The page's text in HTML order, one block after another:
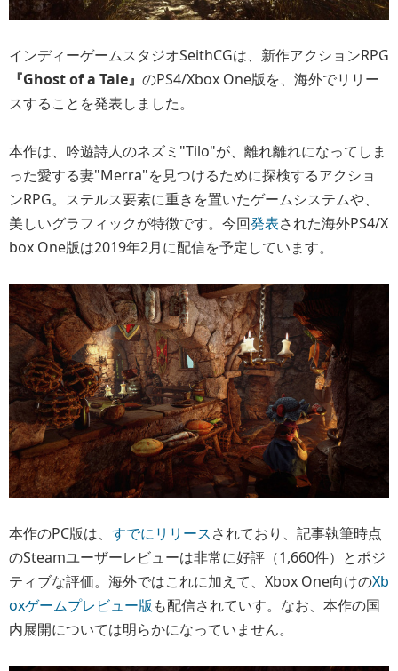
インディーゲームスタジオSeithCGは、新作アクションRPG
『Ghost of a Tale』 のPS4/Xbox One版を、海外でリリー
スすることを発表しました。
本作は、吟遊詩人のネズミ"Tilo"が、離れ離れになってしま
った愛する妻"Merra"を見つけるために探検するアクショ
ンRPG。ステルス要素に重きを置いたゲームシステムや、
美しいグラフィックが特徴です。今回発表された海外PS4/X
box One版は2019年2月に配信を予定しています。
本作のPC版は、 すでにリリースされており、記事執筆時点
のSteamユーザーレビューは非常に好評（1,660件）とポジ
ティブな評価。海外ではこれに加えて、Xbox One向けのXb
oxゲームプレビュー版 も配信されていす。なお、本作の国
内展開については明らかになっていません。